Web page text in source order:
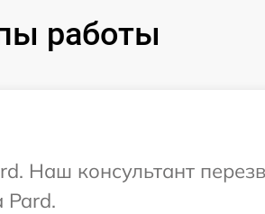
работы
Наш консультант
Pard.